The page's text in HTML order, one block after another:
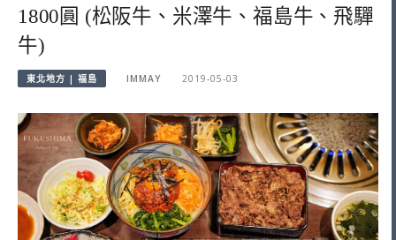
1800圓 (松阪牛、米澤牛、福島牛、飛驒
牛)
東北地方 | 福島 IMMAY 2019-05-03